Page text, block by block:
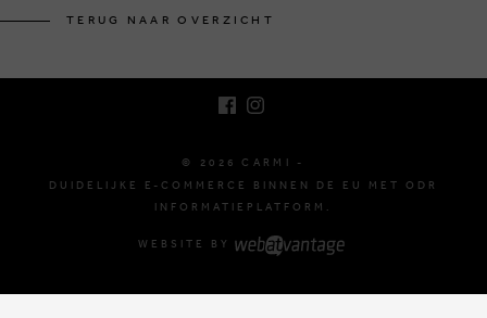
TERUG NAAR OVERZICHT
© 2026 CARMI -
DUIDELIJKE E-COMMERCE BINNEN DE EU MET ODR
INFORMATIEPLATFORM.
WEBSITE BY